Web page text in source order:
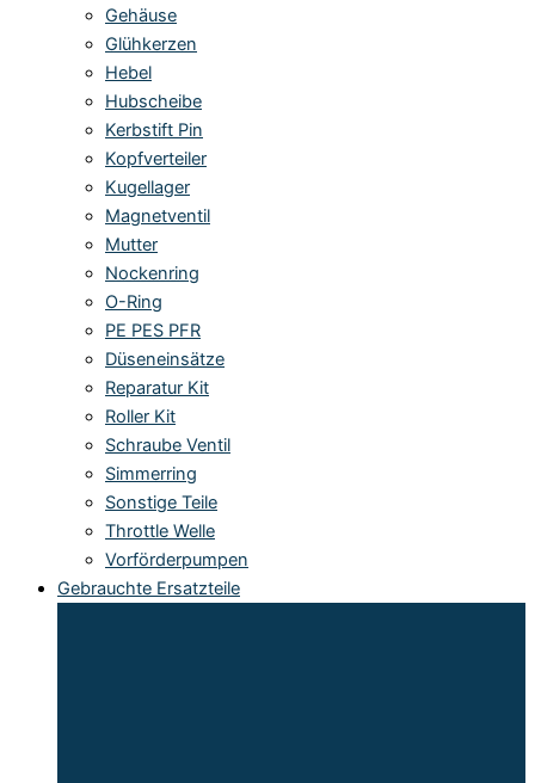
Gehäuse
Glühkerzen
Hebel
Hubscheibe
Kerbstift Pin
Kopfverteiler
Kugellager
Magnetventil
Mutter
Nockenring
O-Ring
PE PES PFR
Düseneinsätze
Reparatur Kit
Roller Kit
Schraube Ventil
Simmerring
Sonstige Teile
Throttle Welle
Vorförderpumpen
Gebrauchte Ersatzteile